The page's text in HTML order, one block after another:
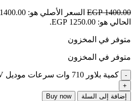
EGP1400.00 السعر الأصلي هو: EGP 1400.00.
الحالي هو: EGP 1250.00.
متوفر في المخزون
متوفر في المخزون
كمية بلاور 710 وات سرعات موديل CT17010V كراون
إضافة إلى السلة Buy now